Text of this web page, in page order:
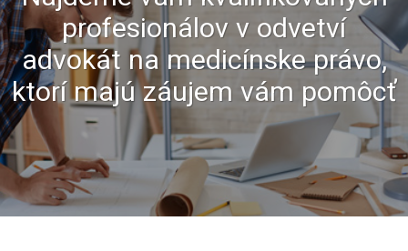
profesionálov v odvetví
advokát na medicínske právo,
ktorí majú záujem vám pomôcť